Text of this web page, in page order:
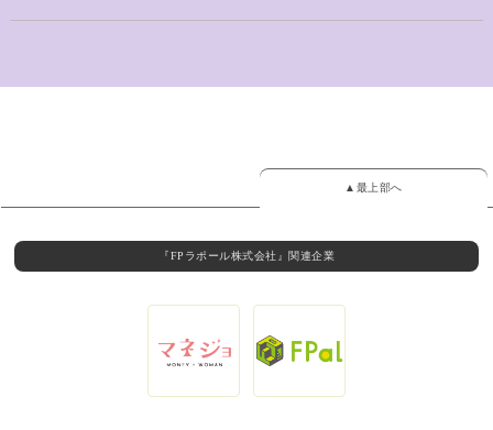
▲最上部へ
『FPラポール株式会社』関連企業